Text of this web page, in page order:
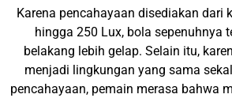
Karena pencahayaan disediakan dari
hingga 250 Lux, bola sepenuhnya
belakang lebih gelap. Selain itu,
menjadi lingkungan yang sama
pencahayaan, pemain merasa bahwa